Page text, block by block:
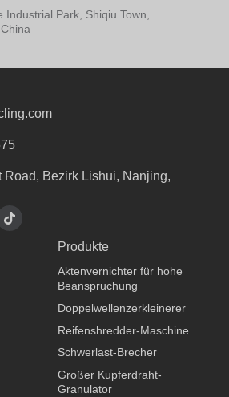
Industrial Park, Shiqiu Town,
Road, Bezirk Lishui, Nanjing,
T
i
k
Produkte
Aktenvernichter für hohe
Beanspruchung
Doppelwellenzerkleinerer
Reifenshredder-Maschine
Schwerlast-Brecher
Großer Kupferdraht-
Granulator